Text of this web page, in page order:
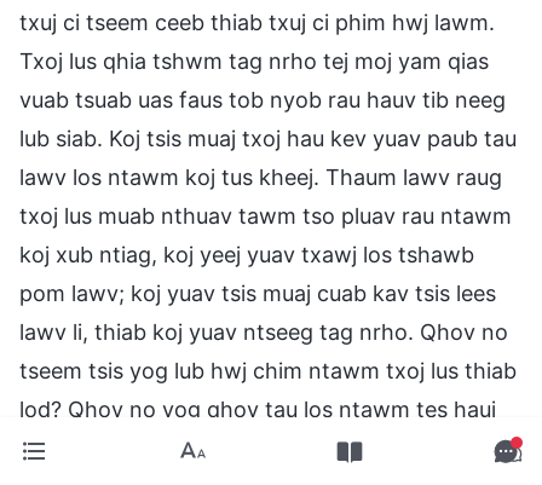
txuj ci tseem ceeb thiab txuj ci phim hwj lawm.
Txoj lus qhia tshwm tag nrho tej moj yam qias
vuab tsuab uas faus tob nyob rau hauv tib neeg
lub siab. Koj tsis muaj txoj hau kev yuav paub tau
lawv los ntawm koj tus kheej. Thaum lawv raug
txoj lus muab nthuav tawm tso pluav rau ntawm
koj xub ntiag, koj yeej yuav txawj los tshawb
pom lawv; koj yuav tsis muaj cuab kav tsis lees
lawv li, thiab koj yuav ntseeg tag nrho. Qhov no
tseem tsis yog lub hwj chim ntawm txoj lus thiab
lod? Qhov no yog qhov tau los ntawm tes hauj
lwm ntawm txoj lus hnub no. Yog li ntawd, nws